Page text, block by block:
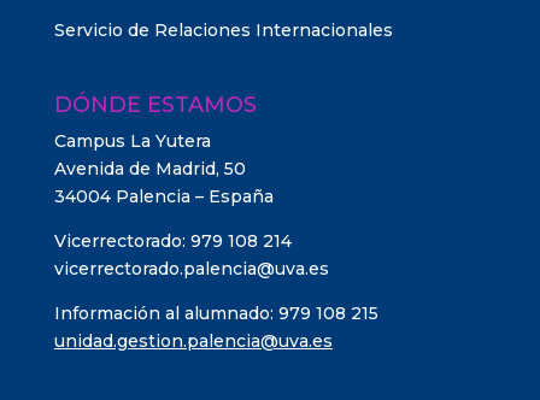
Servicio de Relaciones Internacionales
DÓNDE ESTAMOS
Campus La Yutera
Avenida de Madrid, 50
34004 Palencia – España
Vicerrectorado: 979 108 214
vicerrectorado.palencia@uva.es
Información al alumnado: 979 108 215
unidad.gestion.palencia@uva.es